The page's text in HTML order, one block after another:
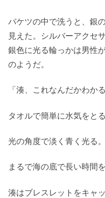
バケツの中で洗うと、銀
見えた。シルバーアクセ
銀色に光る輪っかは男性
のようだ。
「湊、これなんだかわか
タオルで簡単に水気をと
光の角度で淡く青く光る。
まるで海の底で長い時間
湊はブレスレットをキャ